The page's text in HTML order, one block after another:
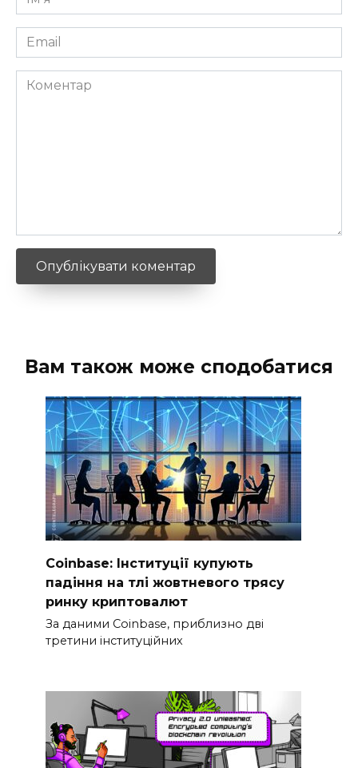
*
Email
*
Коментар
Вам також може сподобатися
Coinbase: Інституції купують
падіння на тлі жовтневого трясу
ринку криптовалют
За даними Coinbase, приблизно дві
третини інституційних